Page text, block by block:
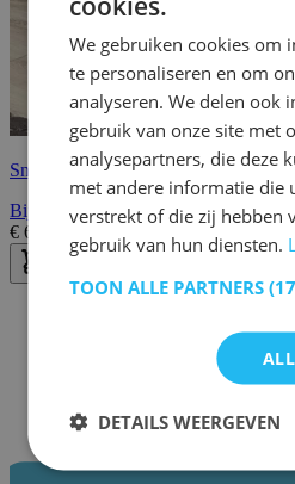
Snelle levering
Bijzettafel Heiko 39x39cm - glas/
€ 67,95
We gebruiken cookies om
te personaliseren en om
analyseren. We delen ook
gebruik van onze site met
analysepartners, die deze
met andere informatie die
verstrekt of die zij hebben
gebruik van hun diensten.
TOON ALLE PARTNERS
DETAILS WEERGEVEN